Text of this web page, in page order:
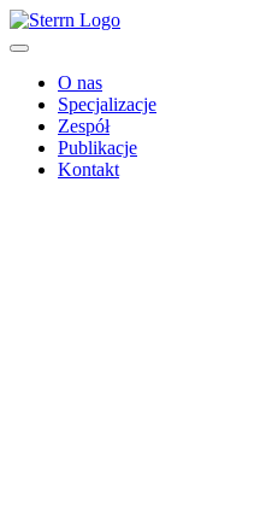
O nas
Specjalizacje
Zespół
Publikacje
Kontakt